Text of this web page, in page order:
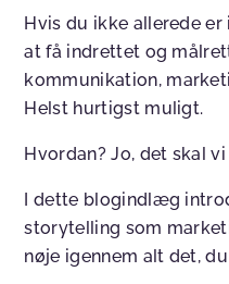
Hvis du ikke allerede
at få indrettet og
kommunikation,
Helst hurtigst muligt.
Hvordan? Jo, det skal
I dette blogindlæg
storytelling som
nøje igennem alt det,